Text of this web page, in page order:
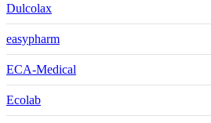
Dulcolax
easypharm
ECA-Medical
Ecolab